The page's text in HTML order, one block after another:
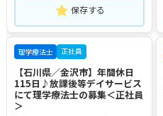
保存する
理学療法士 正社員
【石川県／金沢市】年間休日
115日♪放課後等デイサービス
にて理学療法士の募集＜正社員
＞